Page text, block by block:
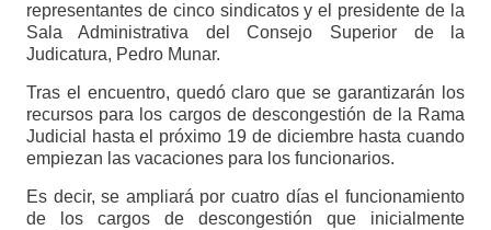
representantes de cinco sindicatos y el presidente de la
Sala Administrativa del Consejo Superior de la
Judicatura, Pedro Munar.
Tras el encuentro, quedó claro que se garantizarán los
recursos para los cargos de descongestión de la Rama
Judicial hasta el próximo 19 de diciembre hasta cuando
empiezan las vacaciones para los funcionarios.
Es decir, se ampliará por cuatro días el funcionamiento
de los cargos de descongestión que inicialmente